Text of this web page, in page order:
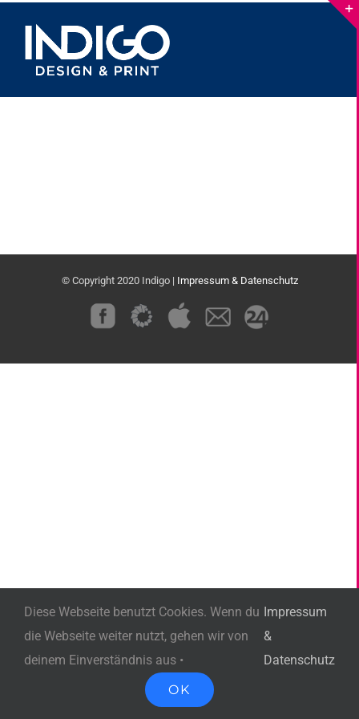
content
© Copyright 2020 Indigo | Impressum & Datenschutz
CustomCustom CustomCustomCustom
Diese Webseite benutzt Cookies. Wenn du
die Webseite weiter nutzt, gehen wir von
deinem Einverständnis aus •
Impressum
&
Datenschutz
OK